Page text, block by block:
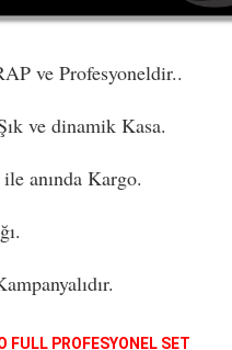
ve Profesyoneldir..
ve dinamik Kasa.
anında Kargo.
FULL PROFESYONEL SET